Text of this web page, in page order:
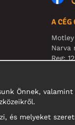
A CÉG
Narva
Reg:
Önnek,
és melyeket